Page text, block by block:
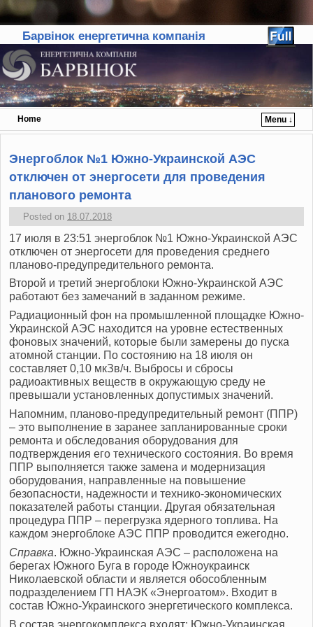
Барвінок енергетична компанія
Home
Menu ↓
Skip to primary content
Skip to secondary content
Энергоблок №1 Южно-Украинской АЭС
отключен от энергосети для проведения
планового ремонта
Posted on 18.07.2018
17 июля в 23:51 энергоблок №1 Южно-Украинской АЭС
отключен от энергосети для проведения среднего
планово-предупредительного ремонта.
Второй и третий энергоблоки Южно-Украинской АЭС
работают без замечаний в заданном режиме.
Радиационный фон на промышленной площадке Южно-
Украинской АЭС находится на уровне естественных
фоновых значений, которые были замерены до пуска
атомной станции. По состоянию на 18 июля он
составляет 0,10 мкЗв/ч. Выбросы и сбросы
радиоактивных веществ в окружающую среду не
превышали установленных допустимых значений.
Напомним, планово-предупредительный ремонт (ППР)
‒ это выполнение в заранее запланированные сроки
ремонта и обследования оборудования для
подтверждения его технического состояния. Во время
ППР выполняется также замена и модернизация
оборудования, направленные на повышение
безопасности, надежности и технико-экономических
показателей работы станции. Другая обязательная
процедура ППР ‒ перегрузка ядерного топлива. На
каждом энергоблоке АЭС ППР проводится ежегодно.
Справка. Южно-Украинская АЭС – расположена на
берегах Южного Буга в городе Южноукраинск
Николаевской области и является обособленным
подразделением ГП НАЭК «Энергоатом». Входит в
состав Южно-Украинского энергетического комплекса.